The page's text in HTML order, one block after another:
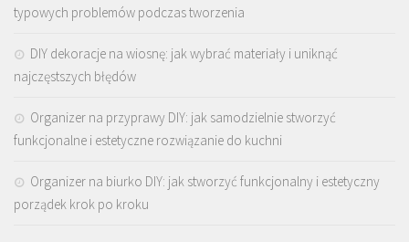
typowych problemów podczas tworzenia
DIY dekoracje na wiosnę: jak wybrać materiały i uniknąć
najczęstszych błędów
Organizer na przyprawy DIY: jak samodzielnie stworzyć
funkcjonalne i estetyczne rozwiązanie do kuchni
Organizer na biurko DIY: jak stworzyć funkcjonalny i estetyczny
porządek krok po kroku